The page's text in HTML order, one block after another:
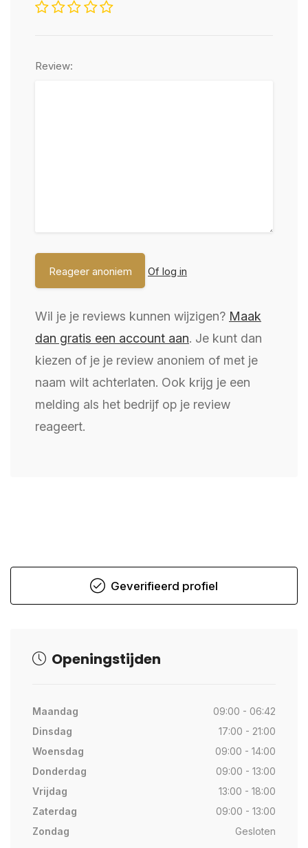
Review:
Of log in
Wil je je reviews kunnen wijzigen? Maak
dan gratis een account aan. Je kunt dan
kiezen of je je review anoniem of met je
naam wilt achterlaten. Ook krijg je een
melding als het bedrijf op je review
reageert.
Geverifieerd profiel
Openingstijden
Maandag
09:00 - 06:42
Dinsdag
17:00 - 21:00
Woensdag
09:00 - 14:00
Donderdag
09:00 - 13:00
Vrijdag
13:00 - 18:00
Zaterdag
09:00 - 13:00
Zondag
Gesloten